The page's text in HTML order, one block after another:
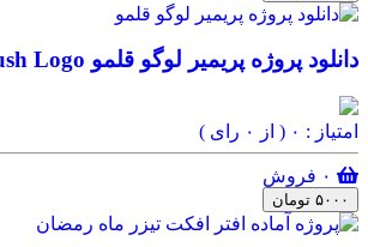
دانلود پروژه پریمیر لوگو قلمو Roller Brush Logo
امتیاز : ۰ ( از ۰ رای )
۵۰۰۰ تومان